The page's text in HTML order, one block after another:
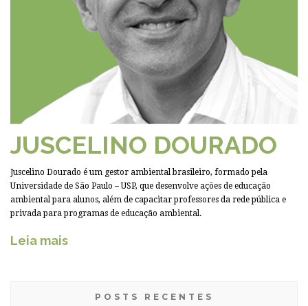
JUSCELINO DOURADO
Juscelino Dourado é um gestor ambiental brasileiro, formado pela
Universidade de São Paulo – USP, que desenvolve ações de educação
ambiental para alunos, além de capacitar professores da rede pública e
privada para programas de educação ambiental.
Leia mais
POSTS RECENTES